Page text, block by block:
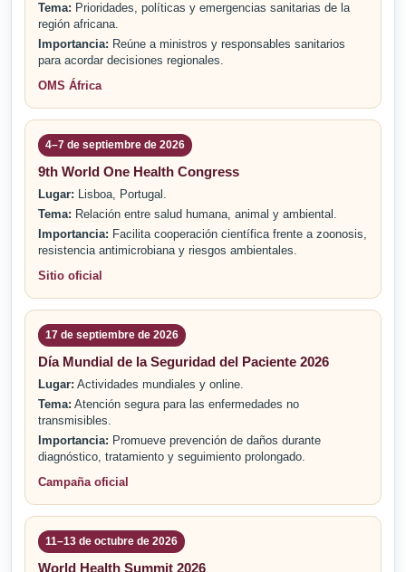
Tema: Prioridades, políticas y emergencias sanitarias de la
región africana.
Importancia: Reúne a ministros y responsables sanitarios
para acordar decisiones regionales.
OMS África
4–7 de septiembre de 2026
9th World One Health Congress
Lugar: Lisboa, Portugal.
Tema: Relación entre salud humana, animal y ambiental.
Importancia: Facilita cooperación científica frente a zoonosis,
resistencia antimicrobiana y riesgos ambientales.
Sitio oficial
17 de septiembre de 2026
Día Mundial de la Seguridad del Paciente 2026
Lugar: Actividades mundiales y online.
Tema: Atención segura para las enfermedades no
transmisibles.
Importancia: Promueve prevención de daños durante
diagnóstico, tratamiento y seguimiento prolongado.
Campaña oficial
11–13 de octubre de 2026
World Health Summit 2026